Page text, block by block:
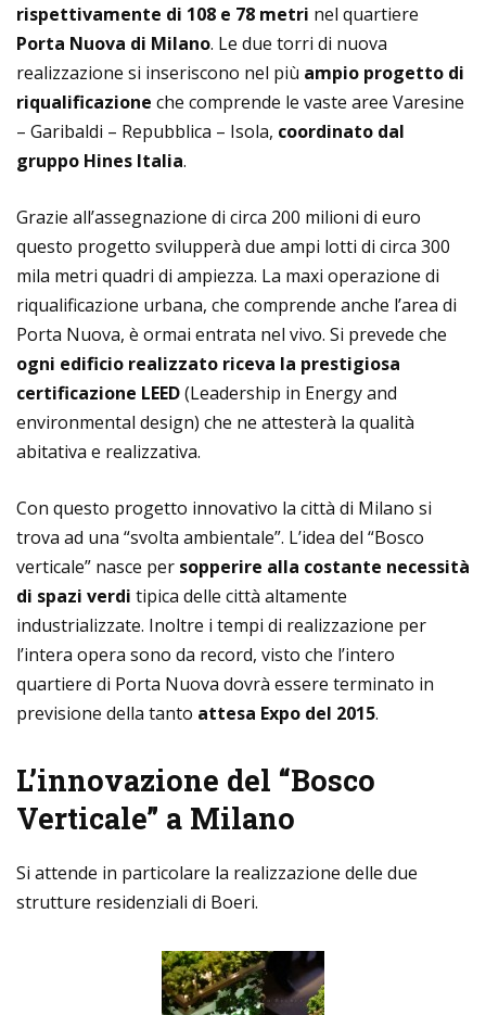
rispettivamente di 108 e 78 metri nel quartiere
Porta Nuova di Milano. Le due torri di nuova
realizzazione si inseriscono nel più ampio progetto di
riqualificazione che comprende le vaste aree Varesine
– Garibaldi – Repubblica – Isola, coordinato dal
gruppo Hines Italia.
Grazie all’assegnazione di circa 200 milioni di euro
questo progetto svilupperà due ampi lotti di circa 300
mila metri quadri di ampiezza. La maxi operazione di
riqualificazione urbana, che comprende anche l’area di
Porta Nuova, è ormai entrata nel vivo. Si prevede che
ogni edificio realizzato riceva la prestigiosa
certificazione LEED(Leadership in Energy and
environmental design) che ne attesterà la qualità
abitativa e realizzativa.
Con questo progetto innovativo la città di Milano si
trova ad una “svolta ambientale”. L’idea del “Bosco
verticale” nasce per sopperire alla costante necessità
di spazi verdi tipica delle città altamente
industrializzate. Inoltre i tempi di realizzazione per
l’intera opera sono da record, visto che l’intero
quartiere di Porta Nuova dovrà essere terminato in
previsione della tanto attesa Expo del 2015.
L’innovazione del “Bosco
Verticale” a Milano
Si attende in particolare la realizzazione delle due
strutture residenziali di Boeri.